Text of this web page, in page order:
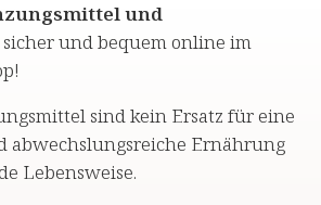
und
sicher und bequem online im
sind kein Ersatz für eine
abwechslungsreiche Ernährung
Lebensweise.